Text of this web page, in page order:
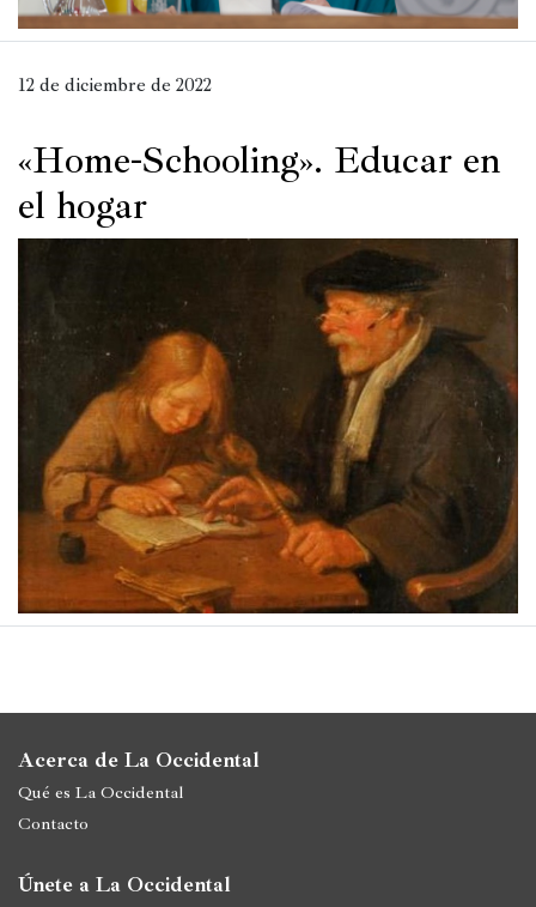
Resto
de
Occidente
del
mundo
Crítica
Libros
Películas
Ópera,
conciertos
y
danza
podcasts,
Entretenimiento
Bebida
Comida
«Home-Schooling». Educar en
el hogar
12 de diciembre de 2022
Acerca de La Occidental
Qué es La Occidental
Contacto
Únete a La Occidental